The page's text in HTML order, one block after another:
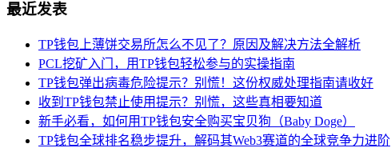
最近发表
TP钱包上薄饼交易所怎么不见了？原因及解决方法全解析
PCL挖矿入门，用TP钱包轻松参与的实操指南
TP钱包弹出病毒危险提示？别慌！这份权威处理指南请收好
收到TP钱包禁止使用提示？别慌，这些真相要知道
新手必看，如何用TP钱包安全购买宝贝狗（Baby Doge）
TP钱包全球排名稳步提升，解码其Web3赛道的全球竞争力进阶